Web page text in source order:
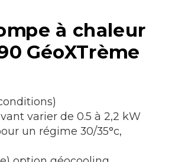
à chaleur
GéoXTrème
varier de 0.5 à 2,2 kW
un régime 30/35°c,